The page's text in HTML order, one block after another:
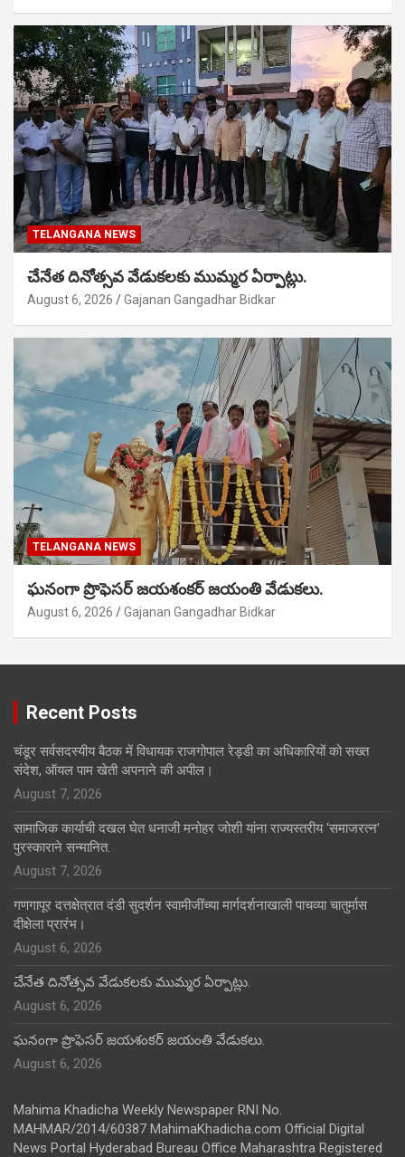
TELANGANA NEWS
చేనేత దినోత్సవ వేడుకలకు ముమ్మర ఏర్పాట్లు.
August 6, 2026 Gajanan Gangadhar Bidkar
TELANGANA NEWS
ఘనంగా ప్రొఫెసర్ జయశంకర్ జయంతి వేడుకలు.
August 6, 2026 Gajanan Gangadhar Bidkar
Recent Posts
चंडूर सर्वसदस्यीय बैठक में विधायक राजगोपाल रेड्डी का अधिकारियों को सख्त
संदेश, ऑयल पाम खेती अपनाने की अपील।
August 7, 2026
सामाजिक कार्याची दखल घेत धनाजी मनोहर जोशी यांना राज्यस्तरीय ‘समाजरत्न’
पुरस्काराने सन्मानित.
August 7, 2026
गणगापूर दत्तक्षेत्रात दंडी सुदर्शन स्वामीजींच्या मार्गदर्शनाखाली पाचव्या चातुर्मास
दीक्षेला प्रारंभ।
August 6, 2026
చేనేత దినోత్సవ వేడుకలకు ముమ్మర ఏర్పాట్లు.
August 6, 2026
ఘనంగా ప్రొఫెసర్ జయశంకర్ జయంతి వేడుకలు.
August 6, 2026
Mahima Khadicha Weekly Newspaper RNI No.
MAHMAR/2014/60387 MahimaKhadicha.com Official Digital
News Portal Hyderabad Bureau Office Maharashtra Registered